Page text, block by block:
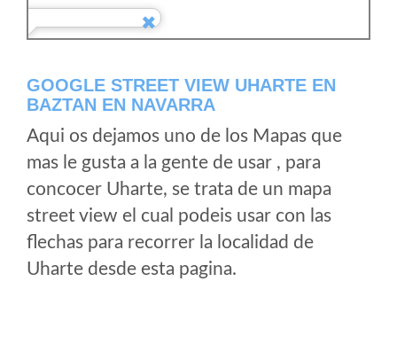
GOOGLE STREET VIEW UHARTE EN
BAZTAN EN NAVARRA
Aqui os dejamos uno de los Mapas que
mas le gusta a la gente de usar , para
concocer Uharte, se trata de un mapa
street view el cual podeis usar con las
flechas para recorrer la localidad de
Uharte desde esta pagina.